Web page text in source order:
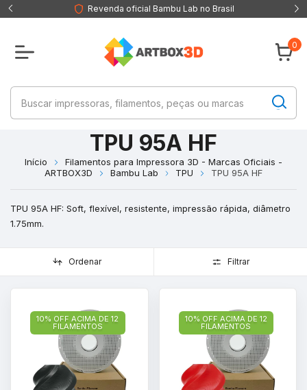
Revenda oficial Bambu Lab no Brasil
0
TPU 95A HF
Início
Filamentos para Impressora 3D - Marcas Oficiais -
ARTBOX3D
Bambu Lab TPU TPU 95A HF
TPU 95A HF: Soft, flexível, resistente, impressão rápida, diâmetro
1.75mm.
Ordenar Filtrar
10% OFF ACIMA DE 12
FILAMENTOS
10% OFF ACIMA DE 12
FILAMENTOS